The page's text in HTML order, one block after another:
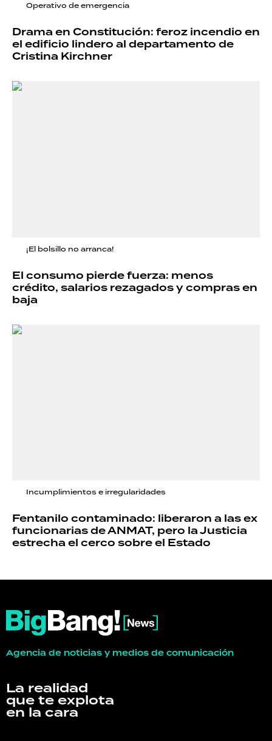
Operativo de emergencia
Drama en Constitución: feroz incendio en
el edificio lindero al departamento de
Cristina Kirchner
¡El bolsillo no arranca!
El consumo pierde fuerza: menos
crédito, salarios rezagados y compras en
baja
Incumplimientos e irregularidades
Fentanilo contaminado: liberaron a las ex
funcionarias de ANMAT, pero la Justicia
estrecha el cerco sobre el Estado
Agencia de noticias y medios de comunicación
La realidad
que te explota
en la cara